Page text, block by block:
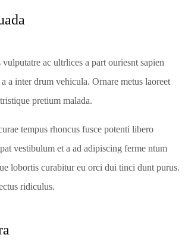
ac ultrlices a part ouriesnt sapien
a inter drum vehicula. Ornare metus laoreet
pretium malada.
tempus rhoncus fusce potenti libero
vestibulum et a ad adipiscing ferme ntum
lobortis curabitur eu orci dui tinci dunt purus.
ridiculus.